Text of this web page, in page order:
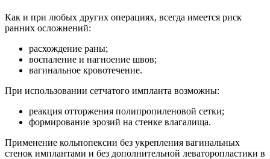
Как и при любых других операциях, всегда имеется риск
ранних осложнений:
расхождение раны;
воспаление и нагноение швов;
вагинальное кровотечение.
При использовании сетчатого импланта возможны:
реакция отторжения полипропиленовой сетки;
формирование эрозий на стенке влагалища.
Применение кольпопексии без укрепления вагинальных
стенок имплантами и без дополнительной леваторопластики в